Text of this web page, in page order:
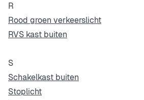
R
Rood groen verkeerslicht
RVS kast buiten
S
Schakelkast buiten
Stoplicht